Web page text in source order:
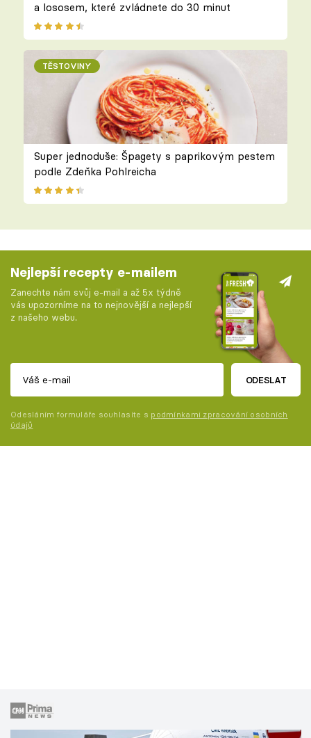
a lososem, které zvládnete do 30 minut
TĚSTOVINY
Super jednoduše: Špagety s paprikovým pestem
podle Zdeňka Pohlreicha
Nejlepší recepty e-mailem
Zanechte nám svůj e-mail a až 5x týdně
vás upozorníme na to nejnovější a nejlepší
z našeho webu.
ODESLAT
Odesláním formuláře souhlasíte s podmínkami zpracování osobních
údajů